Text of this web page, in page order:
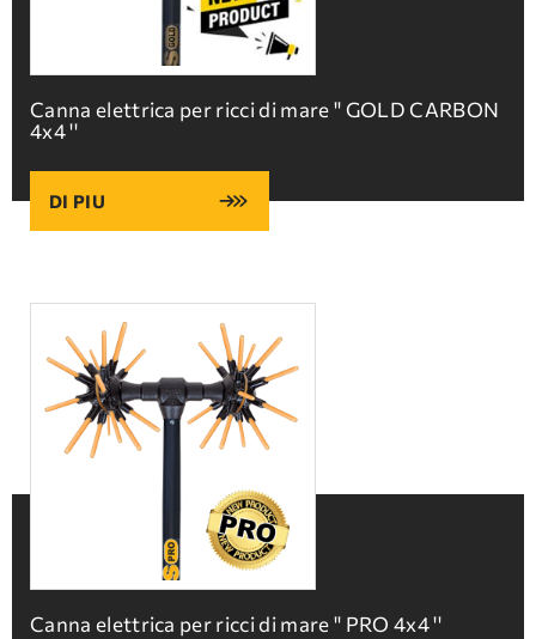
Canna elettrica per ricci di mare '' GOLD CARBON
4x4 ''
DI PIU
Canna elettrica per ricci di mare '' PRO 4x4 ''